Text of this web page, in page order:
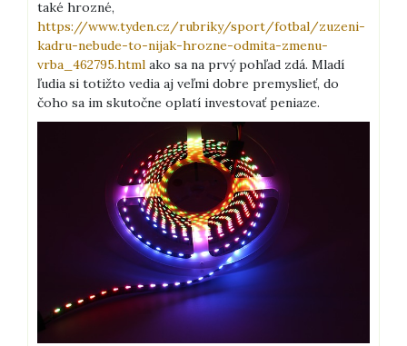
také hrozné,
https://www.tyden.cz/rubriky/sport/fotbal/zuzeni-
kadru-nebude-to-nijak-hrozne-odmita-zmenu-
vrba_462795.html ako sa na prvý pohľad zdá. Mladí
ľudia si totižto vedia aj veľmi dobre premyslieť, do
čoho sa im skutočne oplatí investovať peniaze.